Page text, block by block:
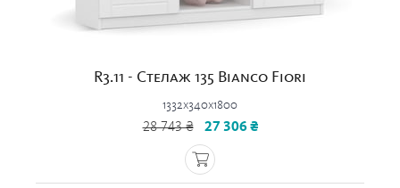
R3.11 - Стелаж 135 Bianco Fiori
1332x340x1800
28 743 ₴ 27 306 ₴